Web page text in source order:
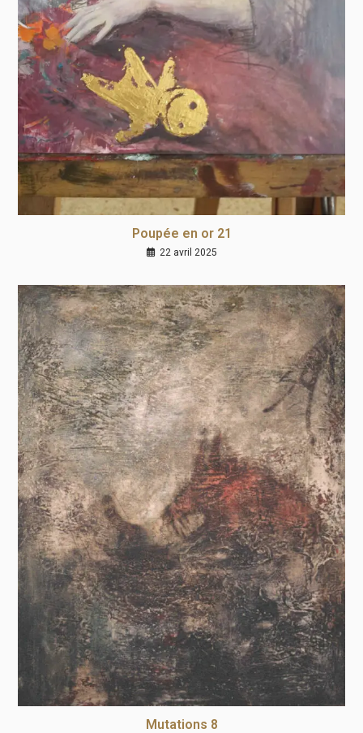
Poupée en or 21
22 avril 2025
Mutations 8